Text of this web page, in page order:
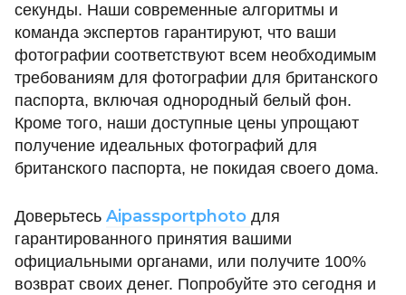
секунды. Наши современные алгоритмы и
команда экспертов гарантируют, что ваши
фотографии соответствуют всем необходимым
требованиям для фотографии для британского
паспорта, включая однородный белый фон.
Кроме того, наши доступные цены упрощают
получение идеальных фотографий для
британского паспорта, не покидая своего дома.
Доверьтесь Aipassportphoto для
гарантированного принятия вашими
официальными органами, или получите 100%
возврат своих денег. Попробуйте это сегодня и